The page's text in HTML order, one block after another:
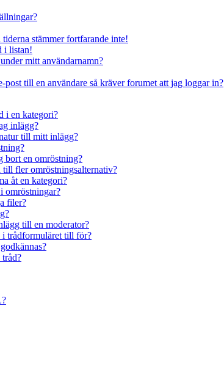
tiderna stämmer fortfarande inte!
i listan!
mitt användarnamn?
post till en användare så kräver forumet att jag loggar in?
i en kategori?
inlägg?
till mitt inlägg?
bort en omröstning?
fler omröstningsalternativ?
åt en kategori?
omröstningar?
filer?
till en moderator?
i trådformuläret till för?